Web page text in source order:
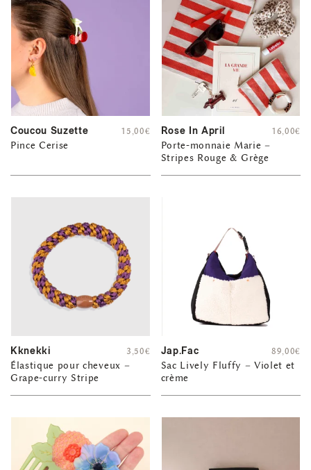
Coucou Suzette
Pince Cerise
15,00€ Rose In April
Porte-monnaie Marie –
Stripes Rouge & Grège
16,00€
Kknekki
Élastique pour cheveux –
Grape-curry Stripe
3,50€ Jap.Fac
Sac Lively Fluffy – Violet et
crème
89,00€